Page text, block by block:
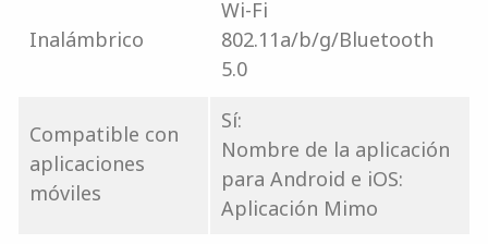
Inalámbrico
Wi-Fi
802.11a/b/g/Bluetooth
5.0
Compatible con
aplicaciones
móviles
Sí:
Nombre de la aplicación
para Android e iOS:
Aplicación Mimo